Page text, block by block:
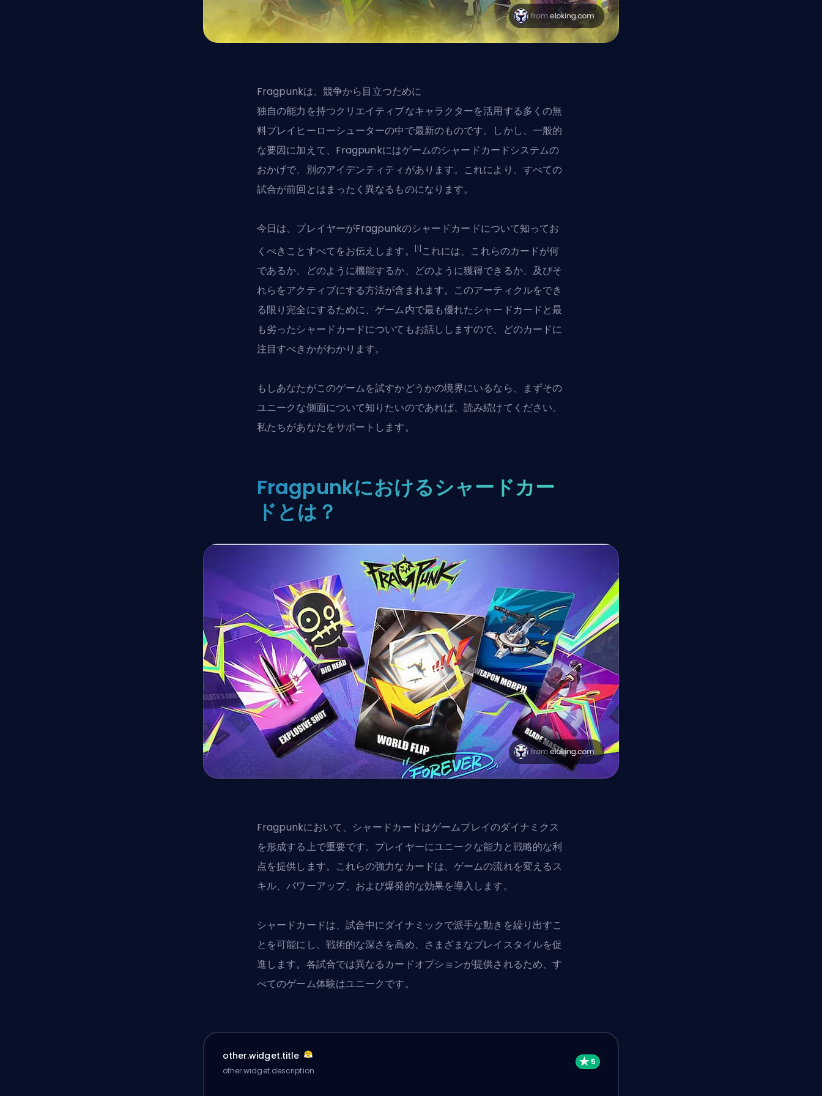
Fragpunkは、競争から目立つために
独自の能力を持つクリエイティブなキャラクターを活用する多くの無
料プレイヒーローシューターの中で最新のものです。しかし、一般的
な要因に加えて、Fragpunkにはゲームのシャードカードシステムの
おかげで、別のアイデンティティがあります。これにより、すべての
試合が前回とはまったく異なるものになります。
今日は、プレイヤーがFragpunkのシャードカードについて知ってお
くべきことすべてをお伝えします。
[1] これには、これらのカードが何
であるか、どのように機能するか、どのように獲得できるか、及びそ
れらをアクティブにする方法が含まれます。このアーティクルをでき
る限り完全にするために、ゲーム内で最も優れたシャードカードと最
も劣ったシャードカードについてもお話ししますので、どのカードに
注目すべきかがわかります。
もしあなたがこのゲームを試すかどうかの境界にいるなら、まずその
ユニークな側面について知りたいのであれば、読み続けてください。
私たちがあなたをサポートします。
Fragpunkにおけるシャードカー
ドとは？
Fragpunkにおいて、シャードカードはゲームプレイのダイナミクス
を形成する上で重要です。プレイヤーにユニークな能力と戦略的な利
点を提供します。これらの強力なカードは、ゲームの流れを変えるス
キル、パワーアップ、および爆発的な効果を導入します。
シャードカードは、試合中にダイナミックで派手な動きを繰り出すこ
とを可能にし、戦術的な深さを高め、さまざまなプレイスタイルを促
進します。各試合では異なるカードオプションが提供されるため、す
べてのゲーム体験はユニークです。
other.widget.title
other.widget.description